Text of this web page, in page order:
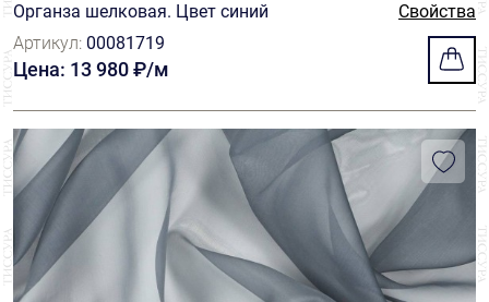
Органза шелковая. Цвет синий
Свойства
Артикул: 00081719
Цена: 13 980 ₽/м